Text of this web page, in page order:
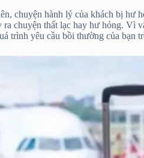
chuyện hành lý của khách bị hư
chuyện thất lạc hay hư hỏng. Vì
trình yêu cầu bồi thường của bạn